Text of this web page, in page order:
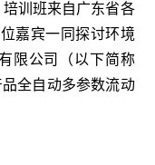
训班来自广东省各
嘉宾一同探讨环境
限公司（以下简称
全自动多参数流动